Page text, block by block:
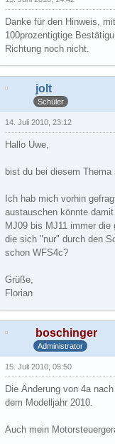
Danke für den Hinweis,
100prozentigtige
Richtung noch nicht.
jolt
Schüler
14. Juli 2010, 23:12
Hallo Uwe,
bist du bei diesem
Ich hab mich vorhin
austauschen könnte
MJ09 bis MJ11 immer
die sich "nur" durch den
schon WFS4c?
Grüße,
Florian
boschinger
Administrator
15. Juli 2010, 05:50
Die Änderung von 4a
dem Modelljahr 2010.
Auch mein